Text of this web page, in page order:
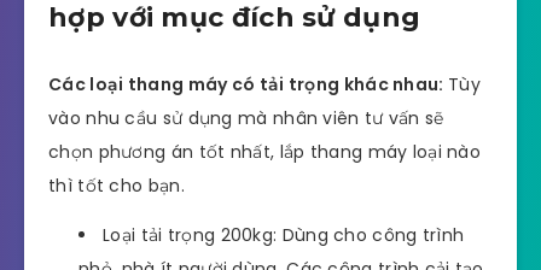
hợp với mục đích sử dụng
Các loại thang máy có tải trọng khác nhau: Tùy
vào nhu cầu sử dụng mà nhân viên tư vấn sẽ
chọn phương án tốt nhất, lắp thang máy loại nào
thì tốt cho bạn.
Loại tải trọng 200kg: Dùng cho công trình